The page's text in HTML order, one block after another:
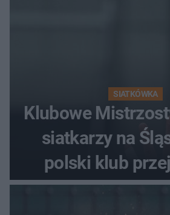
SIATKÓWKA
Klubowe
siatkarzy na
polski klub
historii